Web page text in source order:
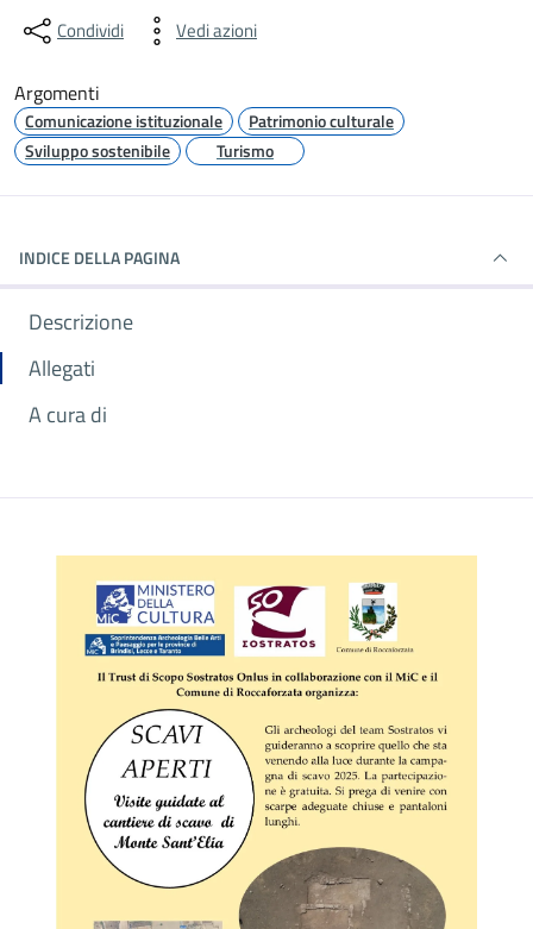
Condividi Vedi azioni
Argomenti
Comunicazione istituzionale
Patrimonio culturale
Sviluppo sostenibile
Turismo
INDICE DELLA PAGINA
Descrizione
Allegati
A cura di